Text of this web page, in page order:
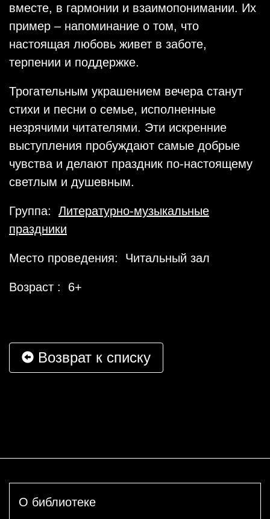
вместе, в гармонии и взаимопонимании. Их
пример – напоминание о том, что
настоящая любовь живет в заботе,
терпении и поддержке.
Трогательным украшением вечера станут
стихи и песни о семье, исполненные
незрячими читателями. Эти искренние
выступления пробуждают самые добрые
чувства и делают праздник по-настоящему
светлым и душевным.
Группа: Литературно-музыкальные
праздники
Место проведения: Читальный зал
Возраст : 6+
Возврат к списку
О библиотеке